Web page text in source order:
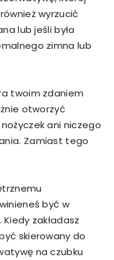
wyrzucić
lub jeśli była
zimna lub
twoim zdaniem
otworzyć
ani niczego
Zamiast tego
być w
zakładasz
skierowany do
na czubku